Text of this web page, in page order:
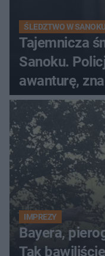
ŚLEDZTWO W
Tajemnicza
Sanoku.
awanturę,
IMPREZY
Bayera,
Tak